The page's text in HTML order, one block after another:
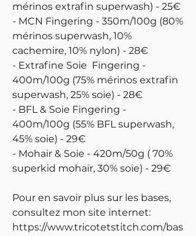
mérinos extrafin superwash) - 25€
- MCN Fingering - 350m/100g (80%
mérinos superwash, 10%
cachemire, 10% nylon) - 28€
- Extrafine Soie Fingering -
400m/100g (75% mérinos extrafin
superwash, 25% soie) - 28€
- BFL & Soie Fingering -
400m/100g (55% BFL superwash,
45% soie) - 29€
- Mohair & Soie - 420m/50g ( 70%
superkid mohair, 30% soie) - 29€
Pour en savoir plus sur les bases,
consultez mon site internet:
https://www.tricotetstitch.com/bas